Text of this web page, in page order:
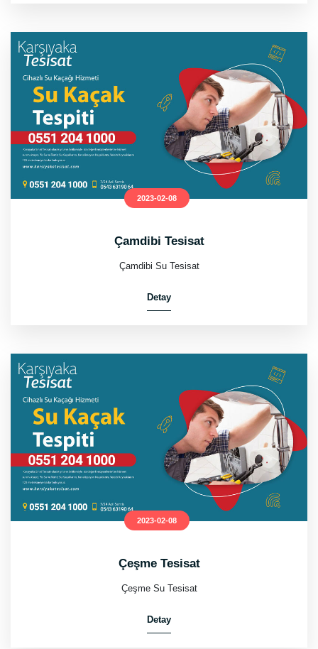
2023-02-08
Çamdibi Tesisat
Çamdibi Su Tesisat
Detay
2023-02-08
Çeşme Tesisat
Çeşme Su Tesisat
Detay